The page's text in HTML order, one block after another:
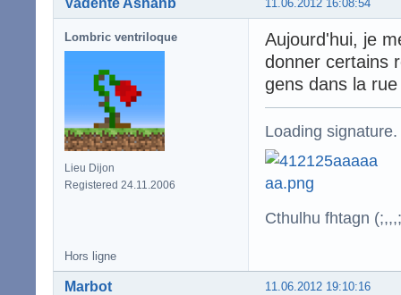
11.06.2012 16:08:54
Lombric ventriloque
Lieu Dijon
Registered 24.11.2006
Aujourd'hui, je
donner certains
gens dans la
Loading signature.
Cthulhu fhtagn
Hors ligne
11.06.2012 19:10:16
Marbot